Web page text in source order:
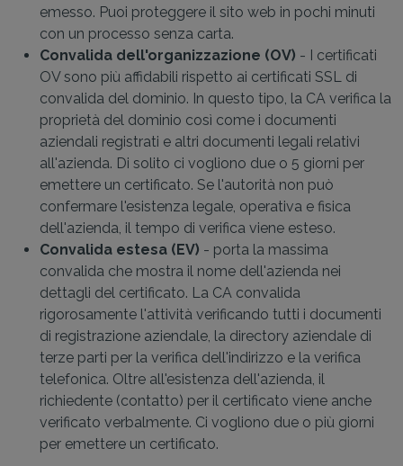
emesso. Puoi proteggere il sito web in pochi minuti
con un processo senza carta.
Convalida dell'organizzazione (OV) - I certificati
OV sono più affidabili rispetto ai certificati SSL di
convalida del dominio. In questo tipo, la CA verifica la
proprietà del dominio così come i documenti
aziendali registrati e altri documenti legali relativi
all'azienda. Di solito ci vogliono due o 5 giorni per
emettere un certificato. Se l'autorità non può
confermare l'esistenza legale, operativa e fisica
dell'azienda, il tempo di verifica viene esteso.
Convalida estesa (EV) - porta la massima
convalida che mostra il nome dell'azienda nei
dettagli del certificato. La CA convalida
rigorosamente l'attività verificando tutti i documenti
di registrazione aziendale, la directory aziendale di
terze parti per la verifica dell'indirizzo e la verifica
telefonica. Oltre all'esistenza dell'azienda, il
richiedente (contatto) per il certificato viene anche
verificato verbalmente. Ci vogliono due o più giorni
per emettere un certificato.